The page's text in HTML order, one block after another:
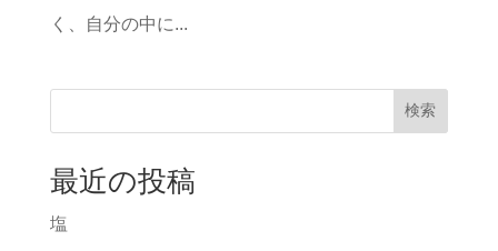
く、自分の中に...
検索
最近の投稿
塩